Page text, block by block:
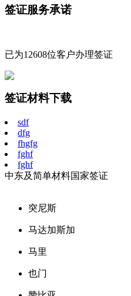
签证服务承诺
已为12608位客户办理签证
签证材料下载
sdf
dfg
fhgfg
fghf
fghf
中东及简单材料国家签证
突尼斯
马达加斯加
马里
也门